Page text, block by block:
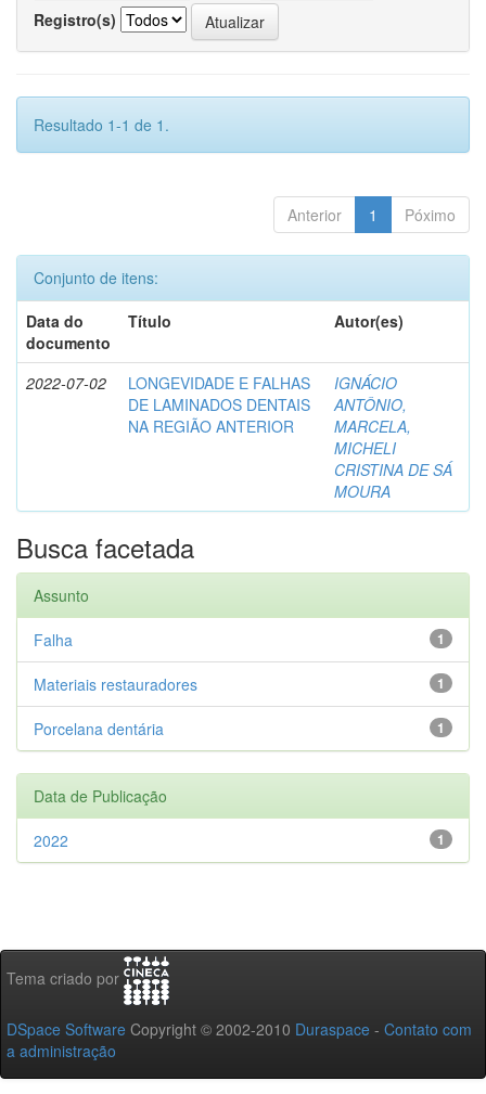
Registro(s)
Resultado 1-1 de 1.
Anterior 1 Póximo
Conjunto de itens:
Data do
documento
Título Autor(es)
2022-07-02
LONGEVIDADE E FALHAS
DE LAMINADOS DENTAIS
NA REGIÃO ANTERIOR
IGNÁCIO
ANTÔNIO,
MARCELA,
MICHELI
CRISTINA DE SÁ
MOURA
Busca facetada
Assunto
1
Falha
1
Materiais restauradores
1
Porcelana dentária
Data de Publicação
1
2022
Tema criado por
DSpace Software Copyright © 2002-2010 Duraspace - Contato com
a administração